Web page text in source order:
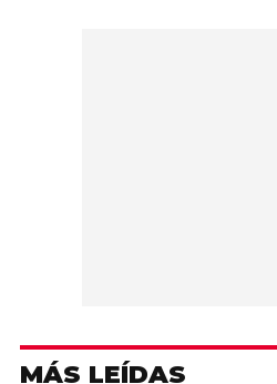
MÁS LEÍDAS